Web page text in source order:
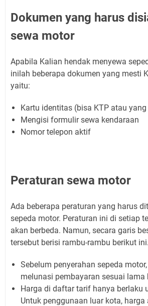
Dokumen yang harus
sewa motor
Apabila Kalian hendak menyewa
inilah beberapa dokumen yang mesti
yaitu:
Kartu identitas (bisa KTP atau
Mengisi formulir sewa kendaraan
Nomor telepon aktif
Peraturan sewa motor
Ada beberapa peraturan yang harus
sepeda motor. Peraturan ini di setiap
akan berbeda. Namun, secara garis
tersebut berisi rambu-rambu berikut ini.
Sebelum penyerahan sepeda
melunasi pembayaran sesuai lama
Harga di daftar tarif hanya berlaku
Untuk penggunaan luar kota,